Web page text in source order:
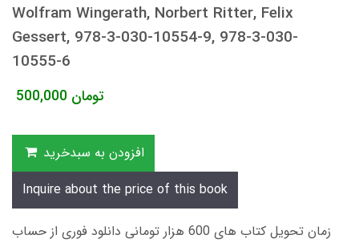
Wolfram Wingerath, Norbert Ritter, Felix
Gessert, 978-3-030-10554-9, 978-3-030-
10555-6
500,000 تومان
افزودن به سبدخرید
Inquire about the price of this book
زمان تحویل کتاب های 600 هزار تومانی دانلود فوری از حساب